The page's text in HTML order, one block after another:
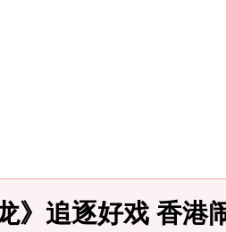
》追逐好戏 香港